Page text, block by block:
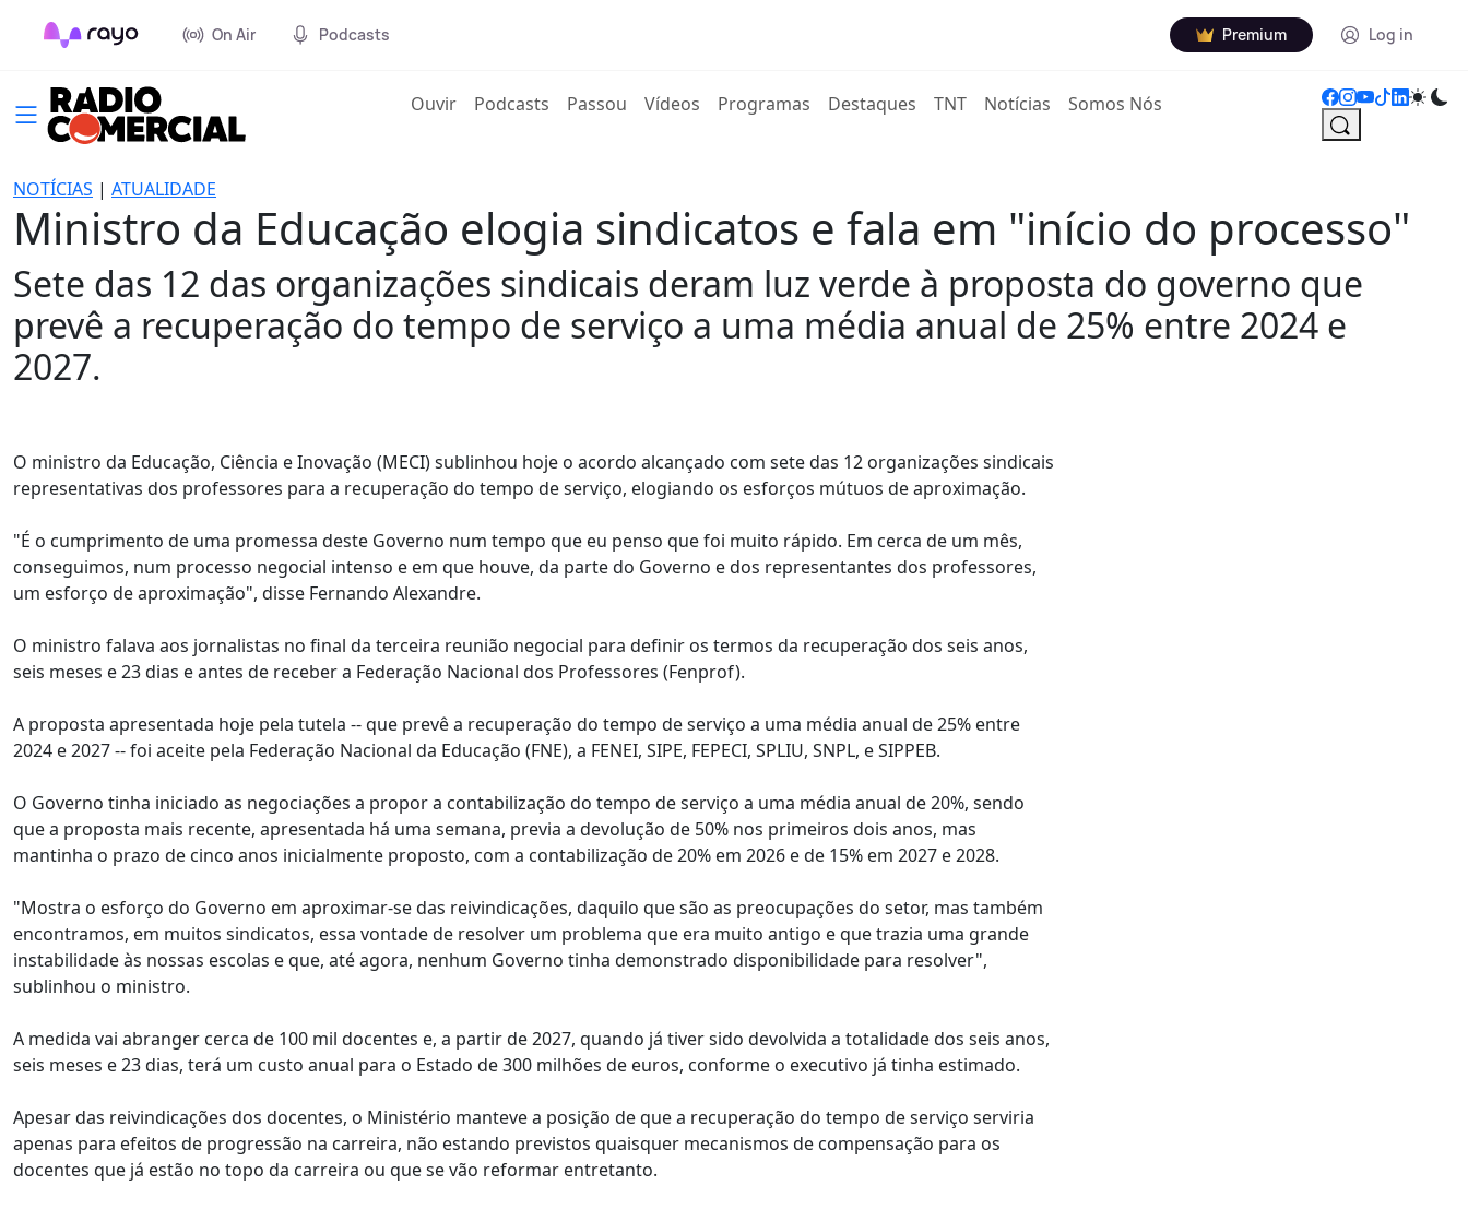
On Air Podcasts Premium Log in
Ouvir(current)
Podcasts Passou Vídeos Programas Destaques TNT Notícias Somos Nós
NOTÍCIAS | ATUALIDADE
Ministro da Educação elogia sindicatos e fala em "início do processo"
Sete das 12 das organizações sindicais deram luz verde à proposta do governo que
prevê a recuperação do tempo de serviço a uma média anual de 25% entre 2024 e
2027.
O ministro da Educação, Ciência e Inovação (MECI) sublinhou hoje o acordo alcançado com sete das 12 organizações sindicais
representativas dos professores para a recuperação do tempo de serviço, elogiando os esforços mútuos de aproximação.
"É o cumprimento de uma promessa deste Governo num tempo que eu penso que foi muito rápido. Em cerca de um mês,
conseguimos, num processo negocial intenso e em que houve, da parte do Governo e dos representantes dos professores,
um esforço de aproximação", disse Fernando Alexandre.
O ministro falava aos jornalistas no final da terceira reunião negocial para definir os termos da recuperação dos seis anos,
seis meses e 23 dias e antes de receber a Federação Nacional dos Professores (Fenprof).
A proposta apresentada hoje pela tutela -- que prevê a recuperação do tempo de serviço a uma média anual de 25% entre
2024 e 2027 -- foi aceite pela Federação Nacional da Educação (FNE), a FENEI, SIPE, FEPECI, SPLIU, SNPL, e SIPPEB.
O Governo tinha iniciado as negociações a propor a contabilização do tempo de serviço a uma média anual de 20%, sendo
que a proposta mais recente, apresentada há uma semana, previa a devolução de 50% nos primeiros dois anos, mas
mantinha o prazo de cinco anos inicialmente proposto, com a contabilização de 20% em 2026 e de 15% em 2027 e 2028.
"Mostra o esforço do Governo em aproximar-se das reivindicações, daquilo que são as preocupações do setor, mas também
encontramos, em muitos sindicatos, essa vontade de resolver um problema que era muito antigo e que trazia uma grande
instabilidade às nossas escolas e que, até agora, nenhum Governo tinha demonstrado disponibilidade para resolver",
sublinhou o ministro.
A medida vai abranger cerca de 100 mil docentes e, a partir de 2027, quando já tiver sido devolvida a totalidade dos seis anos,
seis meses e 23 dias, terá um custo anual para o Estado de 300 milhões de euros, conforme o executivo já tinha estimado.
Apesar das reivindicações dos docentes, o Ministério manteve a posição de que a recuperação do tempo de serviço serviria
apenas para efeitos de progressão na carreira, não estando previstos quaisquer mecanismos de compensação para os
docentes que já estão no topo da carreira ou que se vão reformar entretanto.